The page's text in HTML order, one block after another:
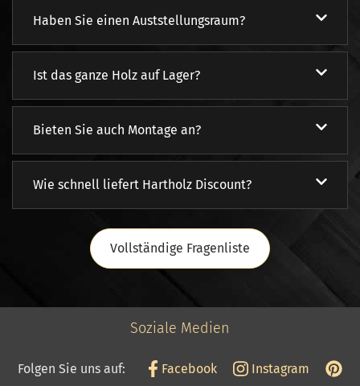
Haben Sie einen Auststellungsraum?
Ist das ganze Holz auf Lager?
Bieten Sie auch Montage an?
Wie schnell liefert Hartholz Discount?
Vollständige Fragenliste
Soziale Medien
Folgen Sie uns auf: Facebook
Instagram